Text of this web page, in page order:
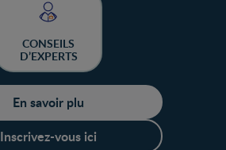
CONSEILS
D’EXPERTS
En savoir plu
Inscrivez-vous ici